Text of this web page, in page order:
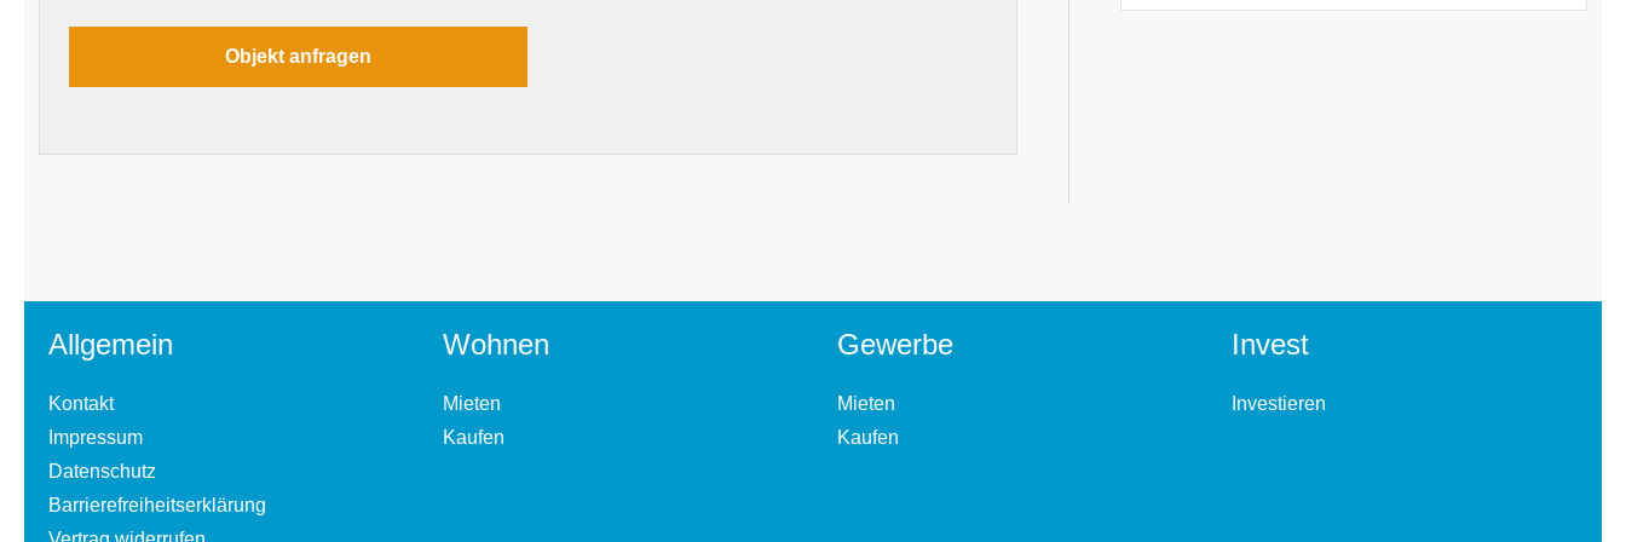
Allgemein
Kontakt
Impressum
Datenschutz
Barrierefreiheitserklärung
Wohnen
Mieten
Kaufen
Gewerbe
Mieten
Kaufen
Invest
Investieren